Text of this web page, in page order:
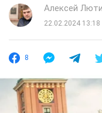
Алексей
22.02.2024 13:18
8